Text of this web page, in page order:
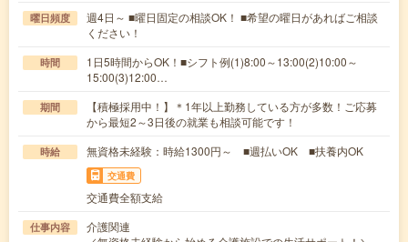
曜日頻度
週4日～ ■曜日固定の相談OK！ ■希望の曜日があればご相談
ください！
時間
1日5時間からOK！■シフト例(1)8:00～13:00(2)10:00～
15:00(3)12:00…
期間
【積極採用中！】＊1年以上勤務している方が多数！ご応募
から最短2～3日後の就業も相談可能です！
時給 無資格未経験：時給1300円～ ■週払いOK ■扶養内OK
交通費
交通費全額支給
仕事内容
介護関連